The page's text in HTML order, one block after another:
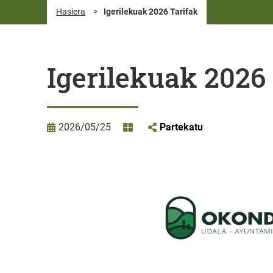
Hasiera > Igerilekuak 2026 Tarifak
Igerilekuak
2026/05/25 Partekatu